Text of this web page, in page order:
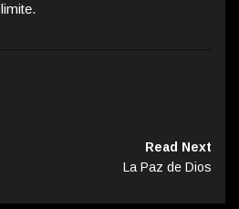
Read Next
La Paz de Dios